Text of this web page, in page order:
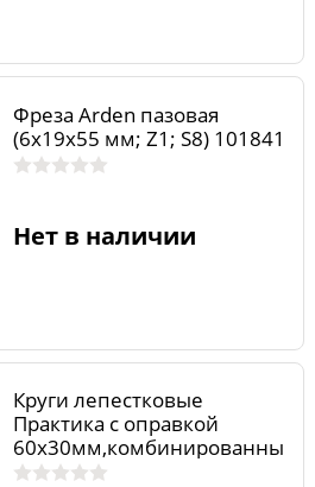
Фреза Arden пазовая
(6x19x55 мм; Z1; S8) 101841
Нет в наличии
Круги лепестковые
Практика с оправкой
60х30мм,комбинированны
й, хвостовик 6 мм